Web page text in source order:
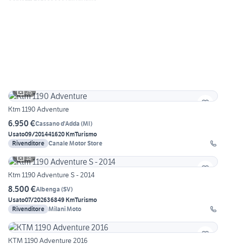
25
Ktm 1190 Adventure
6.950 €Cassano d'Adda (MI)
Usato09/201441620 KmTurismo
Rivenditore Canale Motor Store
18
Ktm 1190 Adventure S - 2014
8.500 €Albenga (SV)
Usato07/202636849 KmTurismo
Rivenditore Milani Moto
KTM 1190 Adventure 2016